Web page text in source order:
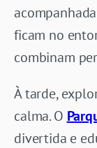
ficam no
combinam
À tarde,
calma. O
divertida e